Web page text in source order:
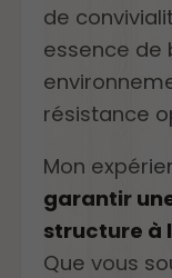
de
essence de
résistance
Mon
garantir
structure à
Que vous